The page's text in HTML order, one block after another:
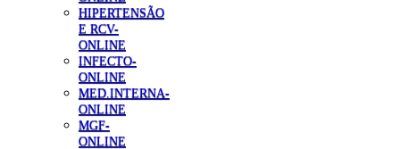
HIPERTENSÃO
E RCV-
ONLINE
INFECTO-
ONLINE
MED.INTERNA-
ONLINE
MGF-
ONLINE